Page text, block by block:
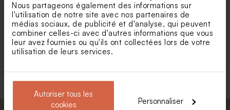
Nous partageons également des informations sur
l'utilisation de notre site avec nos partenaires de
médias sociaux, de publicité et d'analyse, qui peuvent
combiner celles-ci avec d'autres informations que vous
leur avez fournies ou qu'ils ont collectées lors de votre
utilisation de leurs services.
Autoriser tous les
cookies
Personnaliser
Enveloppe voeux papier
recyclé moucheté
Enveloppe dorée brillante